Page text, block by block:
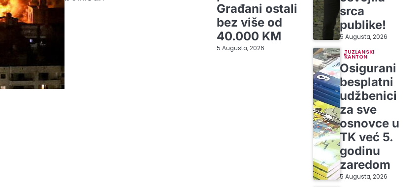
Građani ostali
bez više od
40.000 KM
5 Augusta, 2026
srca
publike!
5 Augusta, 2026
TUZLANSKI
KANTON
Osigurani
besplatni
udžbenici
za sve
osnovce u
TK već 5.
godinu
zaredom
5 Augusta, 2026